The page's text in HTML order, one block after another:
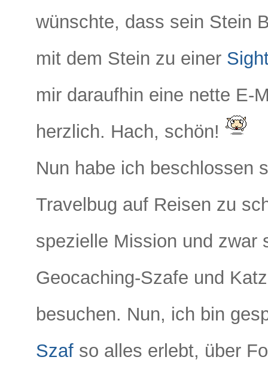
wünschte, dass sein Stein
mit dem Stein zu einer
mir daraufhin eine nette E-
herzlich. Hach, schön!
Nun habe ich beschlossen
Travelbug auf Reisen zu
spezielle Mission und zwar
Geocaching-Szafe und
besuchen. Nun, ich bin
Szaf so alles erlebt, über